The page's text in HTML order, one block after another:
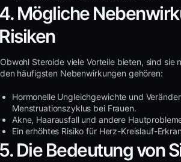
Mögliche
Obwohl Steroide viele Vorteile bieten, sind sie
den häufigsten Nebenwirkungen gehören:
Hormonelle Ungleichgewichte und
Menstruationszyklus bei Frauen.
Akne, Haarausfall und andere
Ein erhöhtes Risiko für Herz-Kreislauf-
Die Bedeutung von